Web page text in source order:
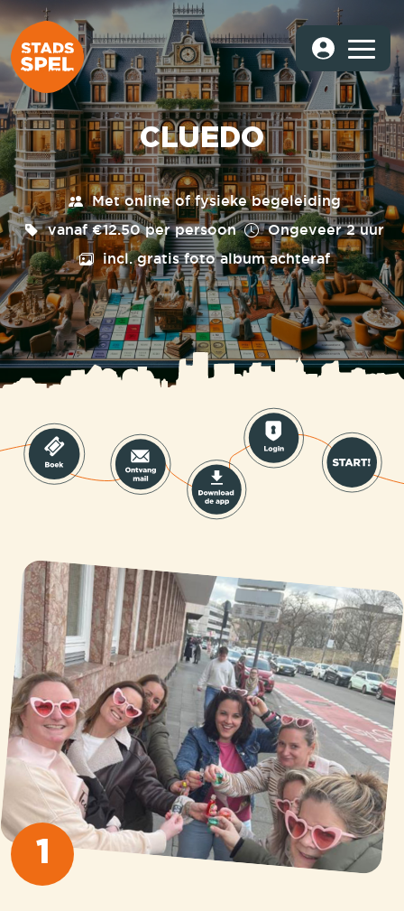
CLUEDO
Met online of fysieke begeleiding
vanaf €12.50 per persoon
Ongeveer2 uur
incl. gratis foto album achteraf
1